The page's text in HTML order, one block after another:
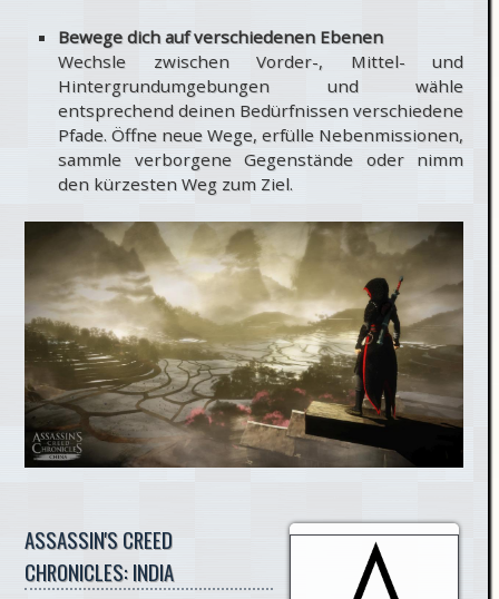
Bewege dich auf verschiedenen Ebenen
Wechsle zwischen Vorder-, Mittel- und
Hintergrundumgebungen und wähle
entsprechend deinen Bedürfnissen verschiedene
Pfade. Öffne neue Wege, erfülle Nebenmissionen,
sammle verborgene Gegenstände oder nimm
den kürzesten Weg zum Ziel.
ASSASSIN'S CREED
CHRONICLES: INDIA